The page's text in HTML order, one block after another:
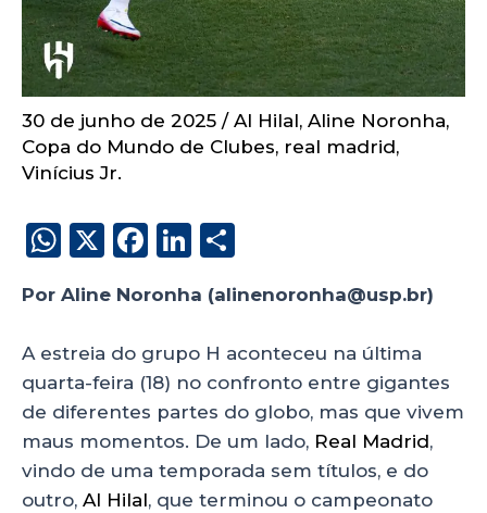
30 de junho de 2025 / Al Hilal, Aline Noronha,
Copa do Mundo de Clubes, real madrid,
Vinícius Jr.
W
a
ts
A
p
p
X
F
c
e
b
o
o
k
Li
k
e
dI
n
a
re
Por Aline Noronha (alinenoronha@usp.br)
A estreia do grupo H aconteceu na última
quarta-feira (18) no confronto entre gigantes
de diferentes partes do globo, mas que vivem
maus momentos. De um lado, Real Madrid,
vindo de uma temporada sem títulos, e do
outro, Al Hilal, que terminou o campeonato